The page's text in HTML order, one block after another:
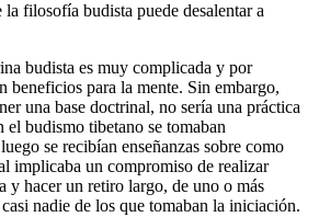
filosofía budista puede desalentar a
budista es muy complicada y por
beneficios para la mente. Sin embargo,
una base doctrinal, no sería una práctica
el budismo tibetano se tomaban
se recibían enseñanzas sobre como
implicaba un compromiso de realizar
y hacer un retiro largo, de uno o más
nadie de los que tomaban la iniciación.